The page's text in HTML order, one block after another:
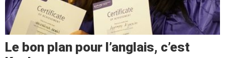
Le bon plan pour l’anglais, c’est